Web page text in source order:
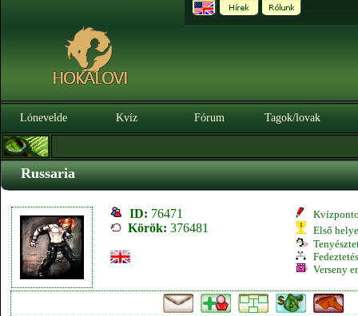
Lónevelde Kvíz Fórum Tagok/lovak
Russaria
ID: 76471
Körök: 376481
Első
Verseny